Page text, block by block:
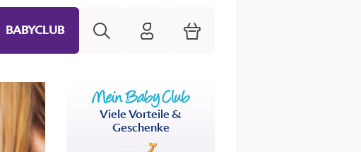
BABYCLUB HiPP Mein Babyclub
Warenkorb
Viele Vorteile &
Geschenke